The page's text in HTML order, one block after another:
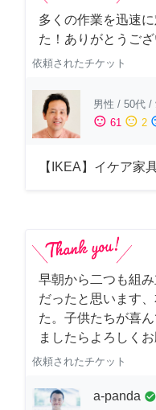
多くの作業を迅速
た！ありがとうござ
依頼されたチケット
男性 / 50代 /
sentiment_satisfied 61 sentiment_neutral 2
【IKEA】イケア家
早朝から二つも組
だったと思います
た。子供たちが喜
ましたらよろしくお
依頼されたチケット
a-panda check_circle